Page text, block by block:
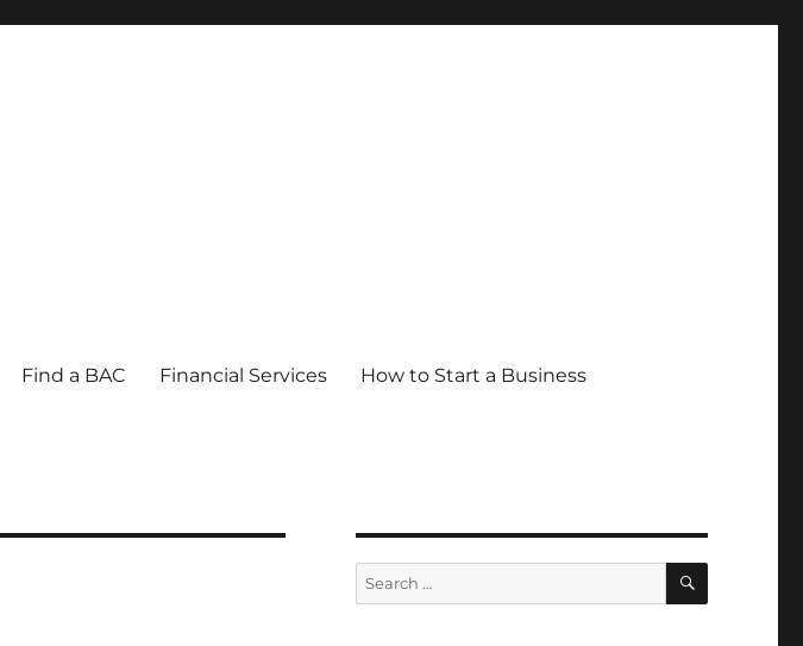
Find a BAC Financial Services How to Start a Business
Search
for:
SEARCH